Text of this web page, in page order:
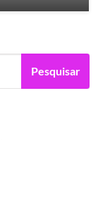
Pesquisar